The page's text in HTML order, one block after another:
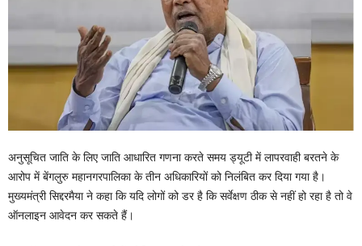
अनुसूचित जाति के लिए जाति आधारित गणना करते समय ड्यूटी में लापरवाही बरतने के
आरोप में बेंगलुरु महानगरपालिका के तीन अधिकारियों को निलंबित कर दिया गया है।
मुख्यमंत्री सिद्दरमैया ने कहा कि यदि लोगों को डर है कि सर्वेक्षण ठीक से नहीं हो रहा है तो वे
ऑनलाइन आवेदन कर सकते हैं।